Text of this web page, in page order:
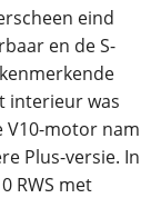
eind
en de S-
interieur was
V10-motor nam
Plus-versie. In
RWS met